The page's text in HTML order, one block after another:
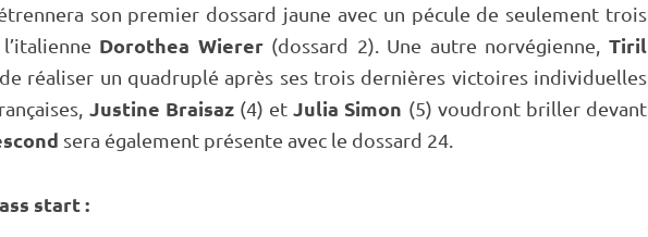
son premier dossard jaune avec un pécule de seulement trois
Dorothea Wierer(dossard 2). Une autre norvégienne,Tiril
réaliser un quadruplé après ses trois dernières victoires individuelles
Justine Braisaz(4) et Julia Simon (5) voudront briller devant
sera également présente avec le dossard 24.
start: